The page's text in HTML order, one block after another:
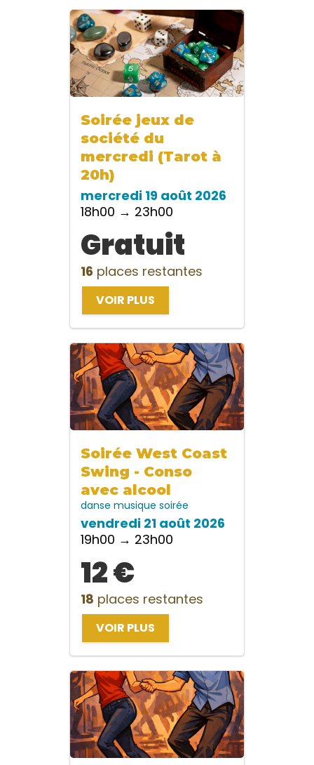
Soirée jeux de
société du
mercredi (Tarot à
20h)
mercredi 19 août 2026
18h00 → 23h00
Gratuit
16 places restantes
VOIR PLUS
Soirée West Coast
Swing - Conso
avec alcool
danse musique soirée
vendredi 21 août 2026
19h00 → 23h00
12 €
18 places restantes
VOIR PLUS